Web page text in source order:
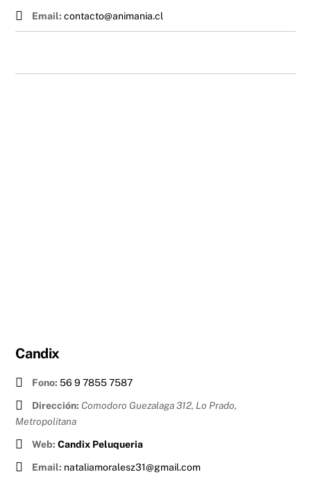
Email: contacto@animania.cl
Candix
Fono: 56 9 7855 7587
Dirección: Comodoro Guezalaga 312, Lo Prado,
Metropolitana
Web: Candix Peluqueria
Email: nataliamoralesz31@gmail.com